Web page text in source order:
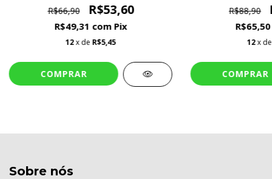
R$66,90 R$53,60
R$49,31 com Pix
12x de R$5,45
R$88,90
12x
Sobre nós